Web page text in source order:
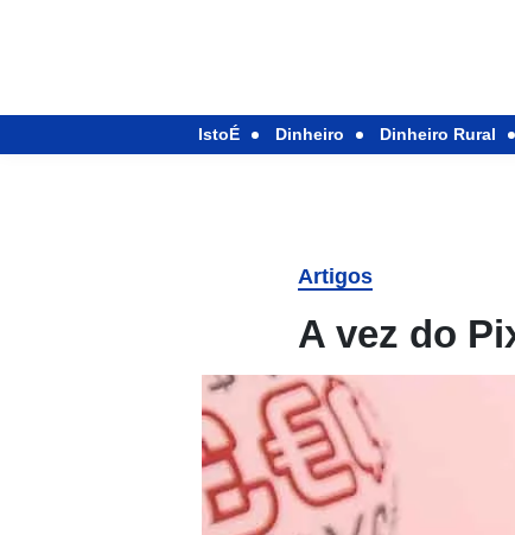
IstoÉ Dinheiro Dinheiro Rural
Artigos
A vez do